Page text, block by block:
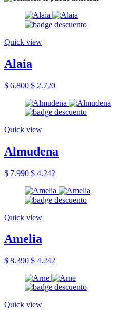
Quick view
Alaia
$ 6.800 $ 2.720
Quick view
Almudena
$ 7.990 $ 4.242
Quick view
Amelia
$ 8.390 $ 4.242
Quick view